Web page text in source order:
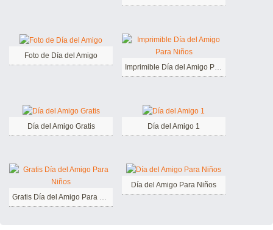
Foto de Día del Amigo
Imprimible Día del Amigo Para Niños
Día del Amigo Gratis Día del Amigo 1
Día del Amigo Para Niños